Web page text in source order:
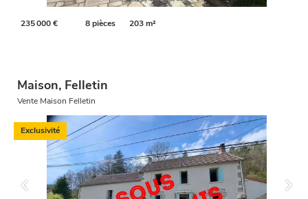
235 000 € 8 pièces 203 m²
Maison, Felletin
Vente Maison Felletin
Exclusivité